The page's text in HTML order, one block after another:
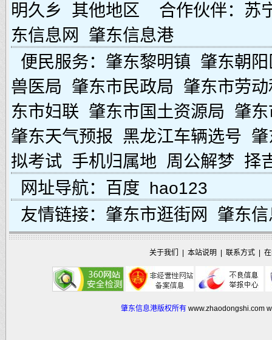
明久乡
其他地区 合作伙伴： 苏
东信息网
肇东信息港
便民服务： 肇东黎明镇 肇东朝
兽医局 肇东市民政局 肇东市劳
东市妇联 肇东市国土资源局 肇
肇东天气预报 黑龙江车辆选号
拟考试 手机归属地 周公解梦 择
网址导航： 百度 hao123
友情链接： 肇东市逛街网 肇东
关于我们 本站说明 联系方式|
肇东信息港版权所有 www.zhaodongshi.com